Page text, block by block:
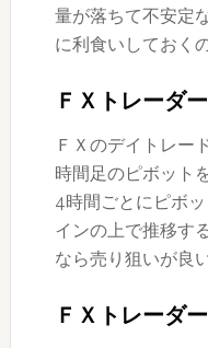
量が落ちて不安定
に利食いしておく
ＦＸトレーダ
ＦＸのデイトレー
時間足のピボット
4時間ごとにピボ
インの上で推移す
なら売り狙いが良い
ＦＸトレーダ